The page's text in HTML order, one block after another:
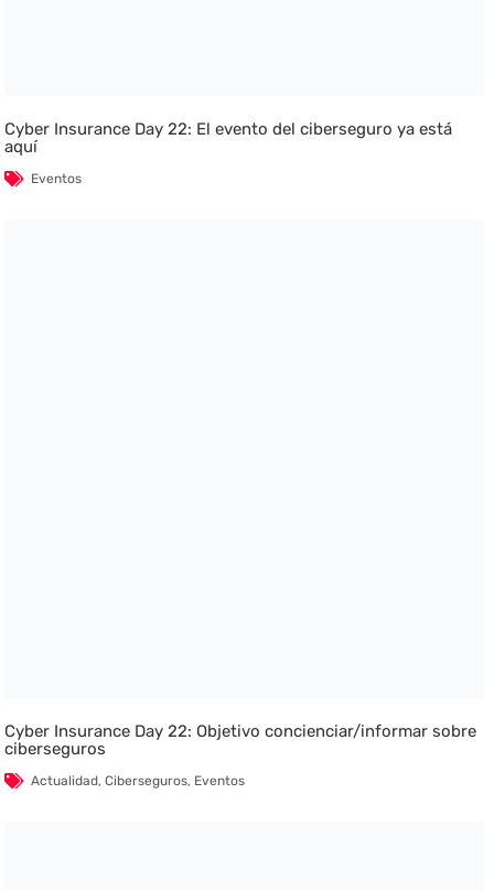
Cyber Insurance Day 22: El evento del ciberseguro ya está
aquí
Eventos
Cyber Insurance Day 22: Objetivo concienciar/informar sobre
ciberseguros
Actualidad,Ciberseguros, Eventos